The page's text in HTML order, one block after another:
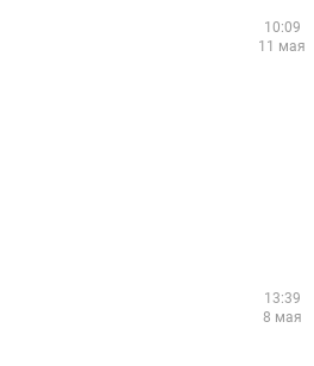
10:09
11 мая
13:39
8 мая